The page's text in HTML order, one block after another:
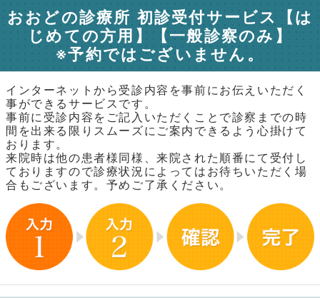
おおどの診療所 初診受付サービス【は
じめての方用】【一般診察のみ】
※予約ではございません。
インターネットから受診内容を事前にお伝えいただく
事ができるサービスです。
事前に受診内容をご記入いただくことで診察までの時
間を出来る限りスムーズにご案内できるよう心掛けて
おります。
来院時は他の患者様同様、来院された順番にて受付し
ておりますので診療状況によってはお待ちいただく場
合もございます。予めご了承ください。